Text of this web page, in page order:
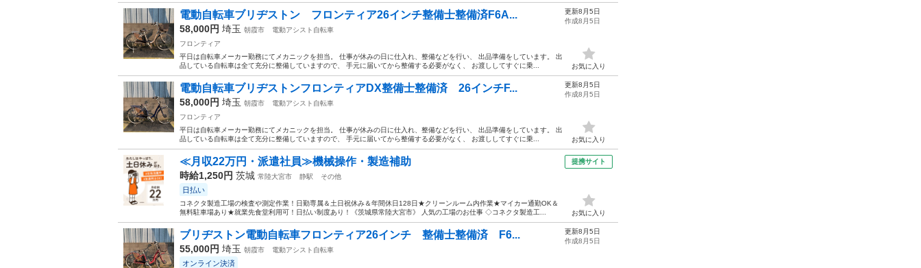
電動自転車ブリヂストン フロンティア26インチ整備士整備済F6A...
58,000円 埼玉 朝霞市
電動アシスト自転車
フロンティア
平日は自転車メーカー勤務にてメカニックを担当。 仕事が休みの日に仕入れ、整備などを行い、 出品準備をしています。 出
品している自転車は全て充分に整備していますので、 手元に届いてから整備する必要がなく、 お渡ししてすぐに乗...
更新8月5日
作成8月5日
お気に入り
電動自転車ブリヂストンフロンティアDX整備士整備済 26インチF...
58,000円 埼玉 朝霞市
電動アシスト自転車
フロンティア
平日は自転車メーカー勤務にてメカニックを担当。 仕事が休みの日に仕入れ、整備などを行い、 出品準備をしています。 出
品している自転車は全て充分に整備していますので、 手元に届いてから整備する必要がなく、 お渡ししてすぐに乗...
更新8月5日
作成8月5日
お気に入り
≪月収22万円・派遣社員≫機械操作・製造補助
時給1,250円 茨城 常陸大宮市 静駅 その他
日払い
コネクタ製造工場の検査や測定作業！日勤専属＆土日祝休み＆年間休日128日★クリーンルーム内作業★マイカー通勤OK＆
無料駐車場あり★就業先食堂利用可！日払い制度あり！《茨城県常陸大宮市》 人気の工場のお仕事 ◇コネクタ製造工...
提携サイト
お気に入り
ブリヂストン電動自転車フロンティア26インチ 整備士整備済 F6...
55,000円 埼玉 朝霞市 電動アシスト自転車
オンライン決済
更新8月5日
作成8月5日